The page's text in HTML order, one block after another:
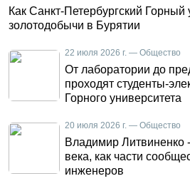
Как Санкт-Петербургский Горный
золотодобычи в Бурятии
22 июля 2026 г. — Общество
От лаборатории до
проходят студенты-
Горного университета
20 июля 2026 г. — Общество
Владимир Литвиненко
века, как части
инженеров